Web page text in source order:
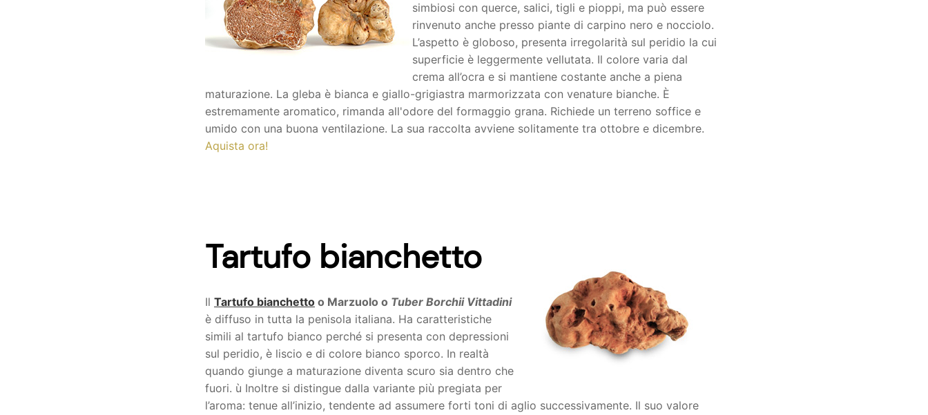
simbiosi con querce, salici, tigli e pioppi, ma può essere
rinvenuto anche presso piante di carpino nero e nocciolo.
L’aspetto è globoso, presenta irregolarità sul peridio la cui
superficie è leggermente vellutata. Il colore varia dal
crema all’ocra e si mantiene costante anche a piena
maturazione. La gleba è bianca e giallo-grigiastra marmorizzata con venature bianche. È
estremamente aromatico, rimanda all'odore del formaggio grana. Richiede un terreno soffice e
umido con una buona ventilazione. La sua raccolta avviene solitamente tra ottobre e dicembre.
Aquista ora!
Tartufo bianchetto
Il Tartufo bianchetto o Marzuolo o Tuber Borchii Vittadini
è diffuso in tutta la penisola italiana. Ha caratteristiche
simili al tartufo bianco perché si presenta con depressioni
sul peridio, è liscio e di colore bianco sporco. In realtà
quando giunge a maturazione diventa scuro sia dentro che
fuori. ù Inoltre si distingue dalla variante più pregiata per
l’aroma: tenue all’inizio, tendente ad assumere forti toni di aglio successivamente. Il suo valore